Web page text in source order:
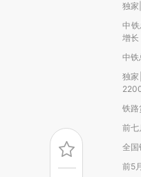
独家
中
增长
中铁
独
铁路
前七
全国
前5